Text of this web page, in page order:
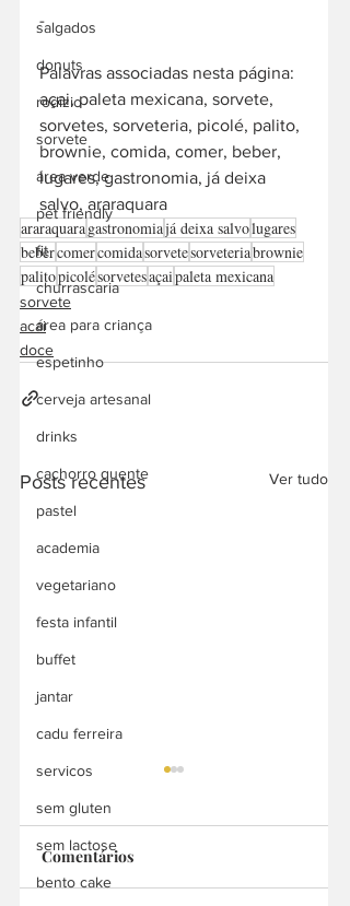
salgados
donuts
rodízio
sorvete
área verde
pet friendly
fit
churrascaria
área para criança
espetinho
cerveja artesanal
drinks
cachorro quente
pastel
academia
vegetariano
festa infantil
buffet
jantar
cadu ferreira
servicos
sem gluten
sem lactose
bento cake
-
Palavras associadas nesta página:
açai, paleta mexicana, sorvete,
sorvetes, sorveteria, picolé, palito,
brownie, comida, comer, beber,
lugares, gastronomia, já deixa
salvo, araraquara
araraquaragastronomiajá deixa salvolugares
bebercomercomidasorvetesorveteriabrownie
palitopicolésorvetesaçaipaleta mexicana
sorvete
acai
doce
Posts recentes Ver tudo
Comentários